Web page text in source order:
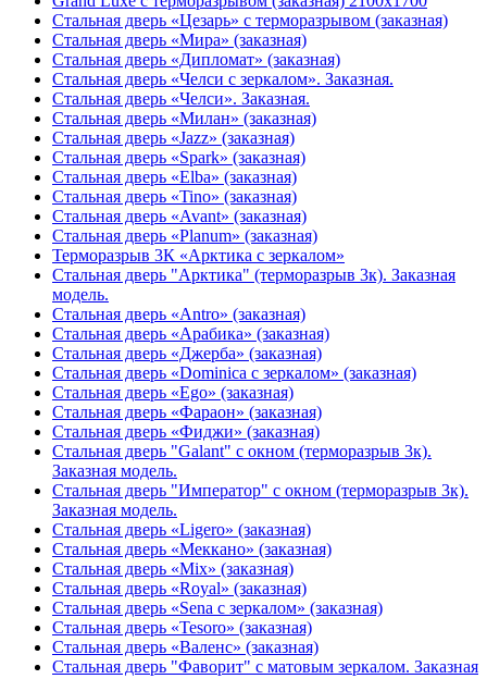
Стальная дверь «Цезарь» с терморазрывом (заказная)
Стальная дверь «Мира» (заказная)
Стальная дверь «Дипломат» (заказная)
Стальная дверь «Челси с зеркалом». Заказная.
Стальная дверь «Челси». Заказная.
Стальная дверь «Милан» (заказная)
Стальная дверь «Jazz» (заказная)
Стальная дверь «Spark» (заказная)
Стальная дверь «Elba» (заказная)
Стальная дверь «Tino» (заказная)
Стальная дверь «Avant» (заказная)
Стальная дверь «Planum» (заказная)
Терморазрыв 3К «Арктика с зеркалом»
Стальная дверь "Арктика" (терморазрыв 3к). Заказная
модель.
Стальная дверь «Antro» (заказная)
Стальная дверь «Арабика» (заказная)
Стальная дверь «Джерба» (заказная)
Стальная дверь «Dominica с зеркалом» (заказная)
Стальная дверь «Ego» (заказная)
Стальная дверь «Фараон» (заказная)
Стальная дверь «Фиджи» (заказная)
Стальная дверь "Galant" с окном (терморазрыв 3к).
Заказная модель.
Стальная дверь "Император" с окном (терморазрыв 3к).
Заказная модель.
Стальная дверь «Ligero» (заказная)
Стальная дверь «Меккано» (заказная)
Стальная дверь «Mix» (заказная)
Стальная дверь «Royal» (заказная)
Стальная дверь «Sena с зеркалом» (заказная)
Стальная дверь «Tesoro» (заказная)
Стальная дверь «Валенс» (заказная)
Стальная дверь "Фаворит" с матовым зеркалом. Заказная